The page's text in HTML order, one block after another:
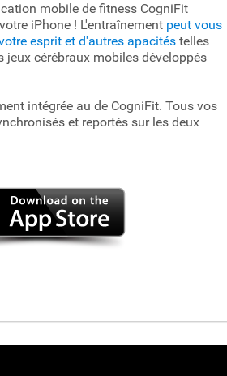
mobile de fitness CogniFit
iPhone ! L'entraînement peut vous
esprit et d'autres apacités telles
jeux cérébraux mobiles développés
intégrée au de CogniFit. Tous vos
et reportés sur les deux